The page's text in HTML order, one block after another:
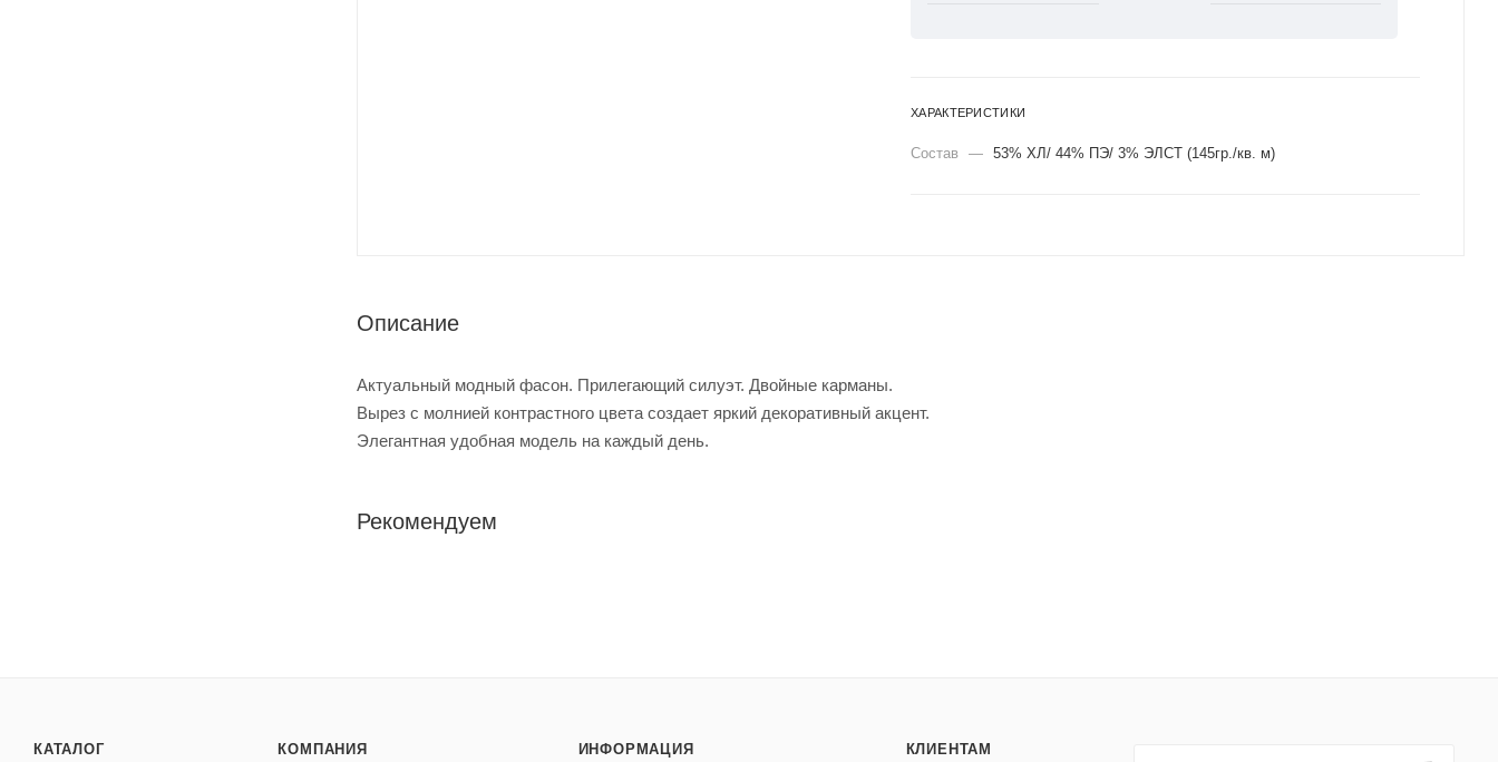
ХАРАКТЕРИСТИКИ
Состав — 53% ХЛ/ 44% ПЭ/ 3% ЭЛСТ (145гр./кв. м)
Описание
Актуальный модный фасон. Прилегающий силуэт. Двойные карманы.
Вырез с молнией контрастного цвета создает яркий декоративный акцент.
Элегантная удобная модель на каждый день.
Рекомендуем
КАТАЛОГ КОМПАНИЯ ИНФОРМАЦИЯ КЛИЕНТАМ